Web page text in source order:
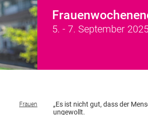
5. - 7. September
„Es ist nicht gut, dass der
ungewollt.
Frauen